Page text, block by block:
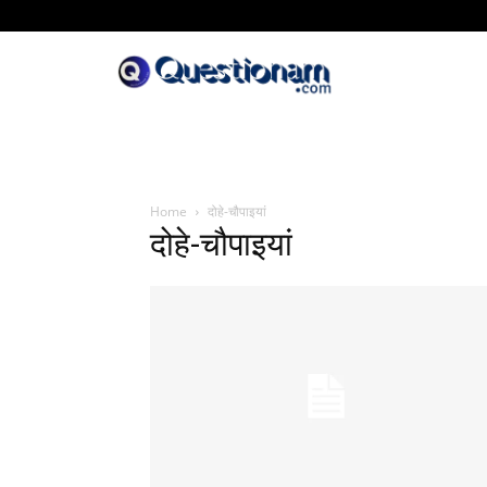
Home दोहे-चौपाइयां
दोहे-चौपाइयां